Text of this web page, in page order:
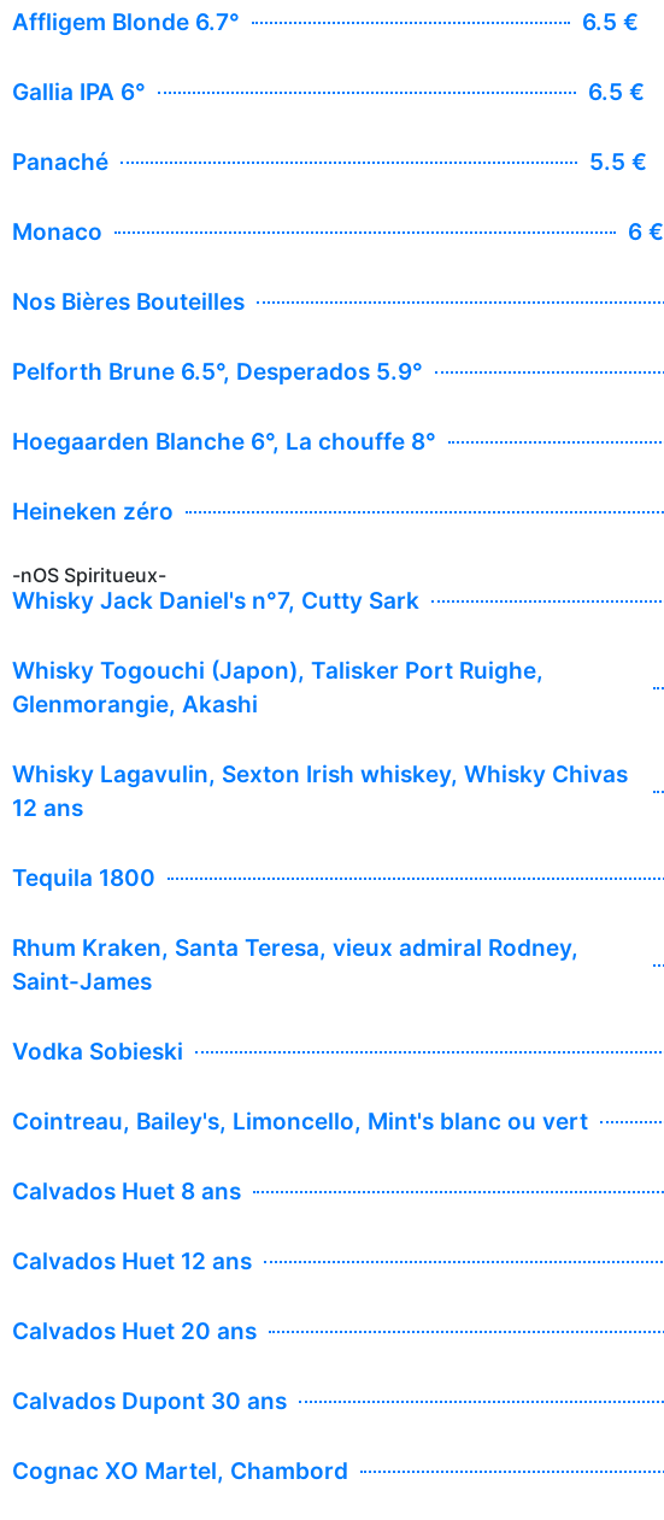
Affligem Blonde 6.7° 6.5 €
Gallia IPA 6° 6.5 €
Panaché 5.5 €
Monaco 6 €
Nos Bières Bouteilles
Pelforth Brune 6.5°, Desperados 5.9°
Hoegaarden Blanche 6°, La chouffe 8°
Heineken zéro
-nOS Spiritueux-
Whisky Jack Daniel's n°7, Cutty Sark
Whisky Togouchi (Japon), Talisker Port Ruighe,
Glenmorangie, Akashi
Whisky Lagavulin, Sexton Irish whiskey, Whisky Chivas
12 ans
Tequila 1800
Rhum Kraken, Santa Teresa, vieux admiral Rodney,
Saint-James
Vodka Sobieski
Cointreau, Bailey's, Limoncello, Mint's blanc ou vert
Calvados Huet 8 ans
Calvados Huet 12 ans
Calvados Huet 20 ans
Calvados Dupont 30 ans
Cognac XO Martel, Chambord